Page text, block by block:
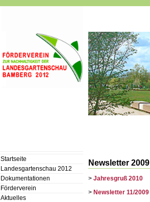
Startseite
Landesgartenschau 2012
Dokumentationen
Förderverein
Aktuelles
Newsletter 2009
> Jahresgruß 2010
> Newsletter 11/2009